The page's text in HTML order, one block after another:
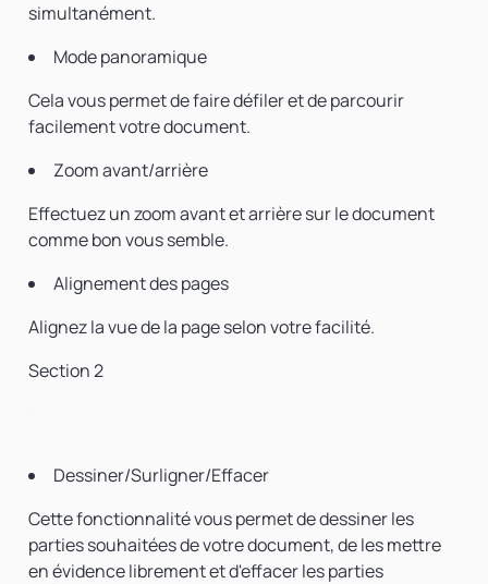
simultanément.
Mode panoramique
Cela vous permet de faire défiler et de parcourir
facilement votre document.
Zoom avant/arrière
Effectuez un zoom avant et arrière sur le document
comme bon vous semble.
Alignement des pages
Alignez la vue de la page selon votre facilité.
Section 2
Dessiner/Surligner/Effacer
Cette fonctionnalité vous permet de dessiner les
parties souhaitées de votre document, de les mettre
en évidence librement et d'effacer les parties